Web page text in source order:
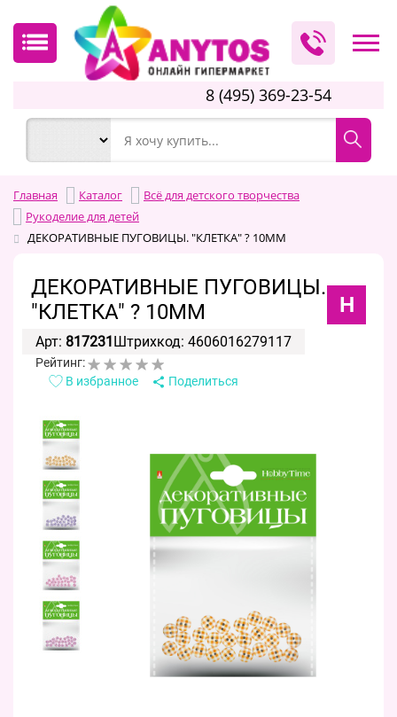
8 (495) 369-23-54
Главная Каталог
Всё для детского творчества
Рукоделие для детей
ДЕКОРАТИВНЫЕ ПУГОВИЦЫ. "КЛЕТКА" ? 10ММ
ДЕКОРАТИВНЫЕ ПУГОВИЦЫ.
"КЛЕТКА" ? 10ММ
H
Арт: 817231Штрихкод: 4606016279117
Рейтинг:
В избранное
Поделиться